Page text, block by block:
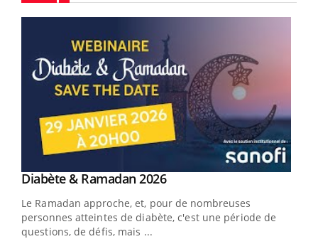
Youtube
Diabète & Ramadan 2026Youtube
Le Ramadan approche, et, pour de nombreuses
personnes atteintes de diabète, c'est une période de
questions, de défis, mais ...